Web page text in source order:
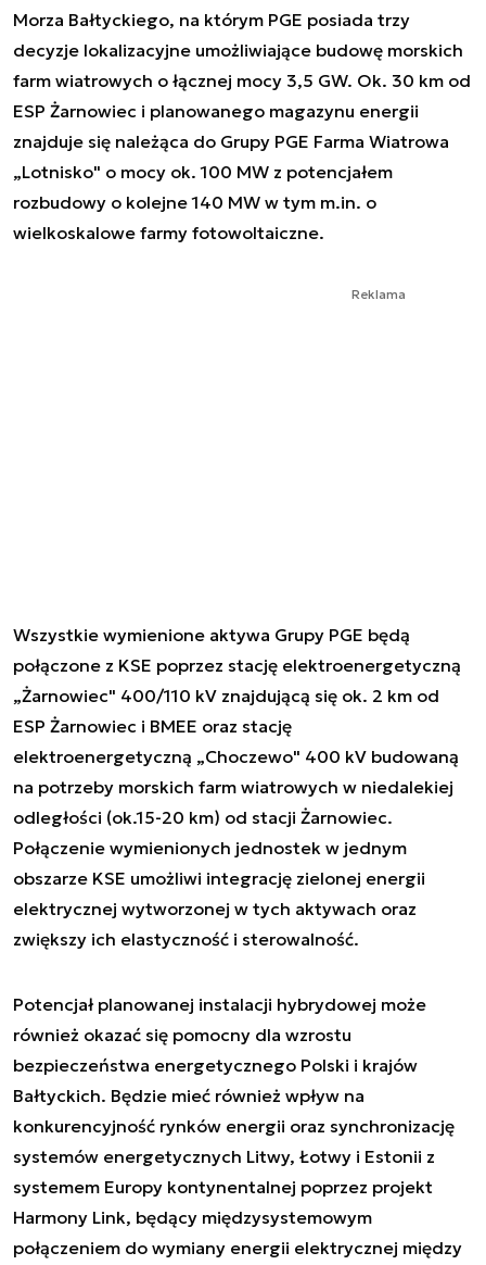
Morza Bałtyckiego, na którym PGE posiada trzy
decyzje lokalizacyjne umożliwiające budowę morskich
farm wiatrowych o łącznej mocy 3,5 GW. Ok. 30 km od
ESP Żarnowiec i planowanego magazynu energii
znajduje się należąca do Grupy PGE Farma Wiatrowa
„Lotnisko" o mocy ok. 100 MW z potencjałem
rozbudowy o kolejne 140 MW w tym m.in. o
wielkoskalowe farmy fotowoltaiczne.
Reklama
Wszystkie wymienione aktywa Grupy PGE będą
połączone z KSE poprzez stację elektroenergetyczną
„Żarnowiec" 400/110 kV znajdującą się ok. 2 km od
ESP Żarnowiec i BMEE oraz stację
elektroenergetyczną „Choczewo" 400 kV budowaną
na potrzeby morskich farm wiatrowych w niedalekiej
odległości (ok.15-20 km) od stacji Żarnowiec.
Połączenie wymienionych jednostek w jednym
obszarze KSE umożliwi integrację zielonej energii
elektrycznej wytworzonej w tych aktywach oraz
zwiększy ich elastyczność i sterowalność.
Potencjał planowanej instalacji hybrydowej może
również okazać się pomocny dla wzrostu
bezpieczeństwa energetycznego Polski i krajów
Bałtyckich. Będzie mieć również wpływ na
konkurencyjność rynków energii oraz synchronizację
systemów energetycznych Litwy, Łotwy i Estonii z
systemem Europy kontynentalnej poprzez projekt
Harmony Link, będący międzysystemowym
połączeniem do wymiany energii elektrycznej między